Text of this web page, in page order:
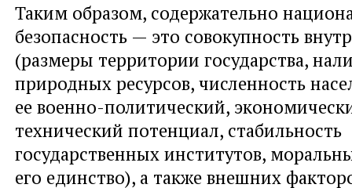
Таким образом, содержательно
безопасность — это совокупность
(размеры территории государства,
природных ресурсов, численность
ее военно-политический,
технический потенциал, стабильность
государственных институтов,
его единство), а также внешних